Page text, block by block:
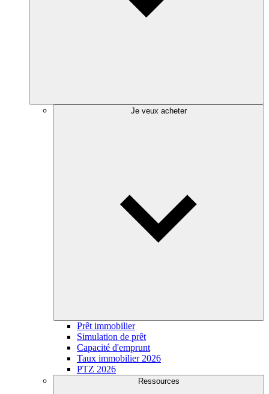
Je veux acheter
Prêt immobilier
Simulation de prêt
Capacité d'emprunt
Taux immobilier 2026
PTZ 2026
Ressources